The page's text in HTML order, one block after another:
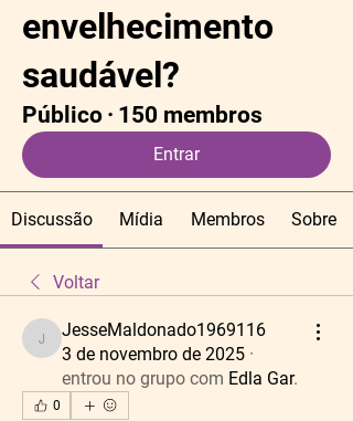
envelhecimento
saudável?
Público · 150 membros
Entrar
Discussão Mídia Membros Sobre
Voltar
JesseMaldonado1969116
JesseMaldonado1969116
3 de novembro de 2025 ·
entrou no grupo com Edla Gar.
0